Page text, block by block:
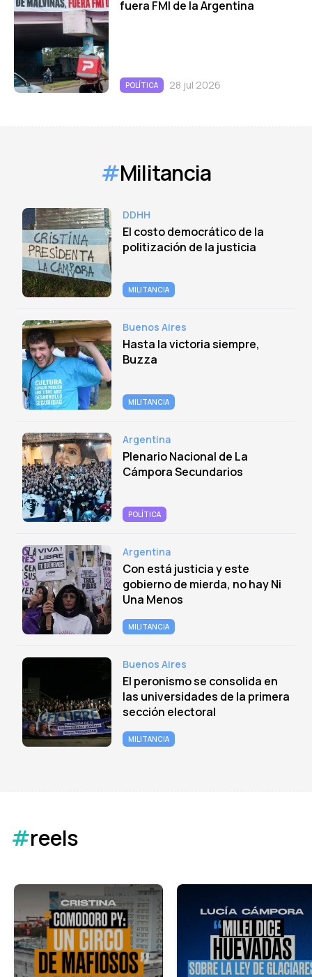
fuera FMI de la Argentina
POLÍTICA 28 jul 2026
#Militancia
DDHH
El costo democrático de la
politización de la justicia
MILITANCIA
Buenos Aires
Hasta la victoria siempre,
Buzza
MILITANCIA
Argentina
Plenario Nacional de La
Cámpora Secundarios
POLÍTICA
Argentina
Con está justicia y este
gobierno de mierda, no hay Ni
Una Menos
MILITANCIA
Buenos Aires
El peronismo se consolida en
las universidades de la primera
sección electoral
MILITANCIA
#reels